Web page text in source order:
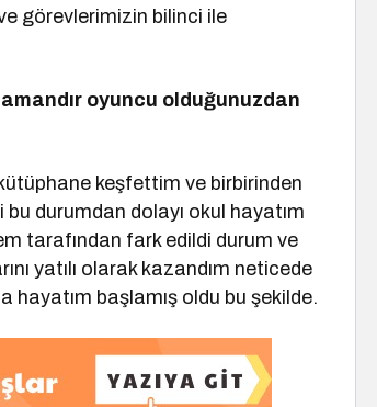
görevlerimizin bilinci ile
oyuncu olduğunuzdan
keşfettim ve birbirinden
durumdan dolayı okul hayatım
tarafından fark edildi durum ve
yatılı olarak kazandım neticede
hayatım başlamış oldu bu şekilde.